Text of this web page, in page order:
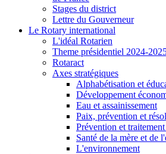
Stages du district
Lettre du Gouverneur
Le Rotary international
L'idéal Rotarien
Theme présidentiel 2024-
Rotaract
Axes stratégiques
Alphabétisation et
Développement
Eau et assainissement
Paix, prévention et
Prévention et
Santé de la mère et de
L'environnement